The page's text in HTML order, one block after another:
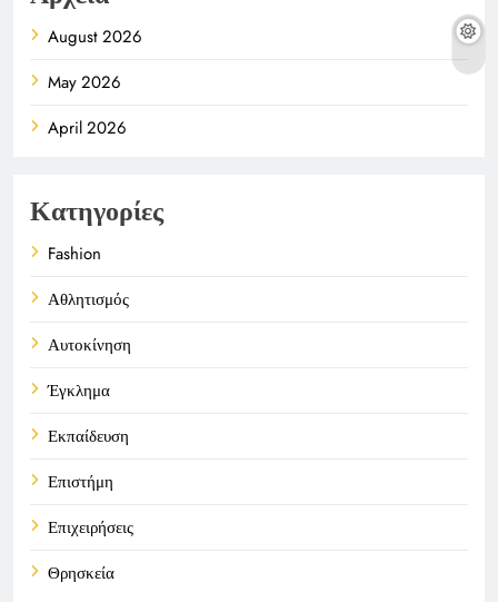
August 2026
May 2026
April 2026
Κατηγορίες
Fashion
Αθλητισμός
Αυτοκίνηση
Έγκλημα
Εκπαίδευση
Επιστήμη
Επιχειρήσεις
Θρησκεία